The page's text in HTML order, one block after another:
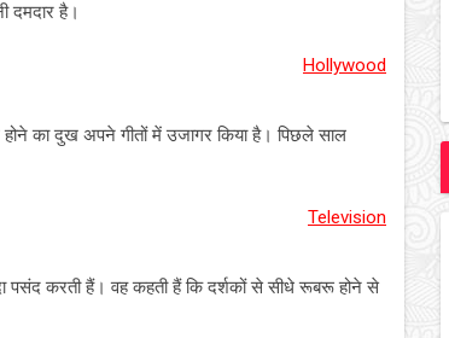
दमदार है।
Hollywood
का दुख अपने गीतों में उजागर किया है। पिछले साल
Television
पसंद करती हैं। वह कहती हैं कि दर्शकों से सीधे रूबरू होने से